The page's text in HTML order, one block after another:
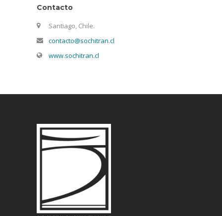
Contacto
Santiago, Chile.
contacto@sochitran.cl
www.sochitran.cl